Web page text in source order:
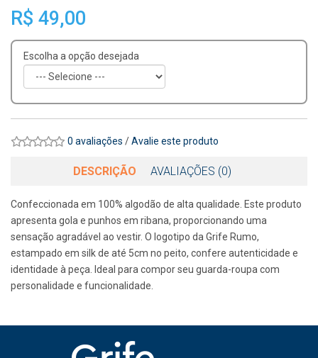
R$ 49,00
Escolha a opção desejada
0 avaliações /Avalie este produto
DESCRIÇÃO AVALIAÇÕES (0)
Confeccionada em 100% algodão de alta qualidade. Este produto
apresenta gola e punhos em ribana, proporcionando uma
sensação agradável ao vestir. O logotipo da Grife Rumo,
estampado em silk de até 5cm no peito, confere autenticidade e
identidade à peça. Ideal para compor seu guarda-roupa com
personalidade e funcionalidade.